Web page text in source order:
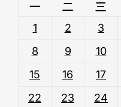
一 二 三
1
2 3
8
9 10
15
16 17
22
23 24